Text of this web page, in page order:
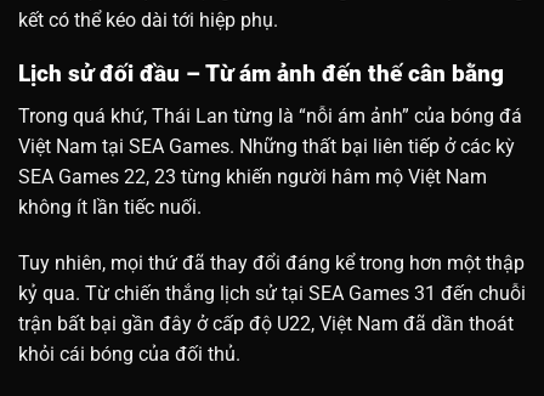
kết có thể kéo dài tới hiệp phụ.
Lịch sử đối đầu – Từ ám ảnh đến thế cân bằng
Trong quá khứ, Thái Lan từng là “nỗi ám ảnh” của bóng đá
Việt Nam tại SEA Games. Những thất bại liên tiếp ở các kỳ
SEA Games 22, 23 từng khiến người hâm mộ Việt Nam
không ít lần tiếc nuối.
Tuy nhiên, mọi thứ đã thay đổi đáng kể trong hơn một thập
kỷ qua. Từ chiến thắng lịch sử tại SEA Games 31 đến chuỗi
trận bất bại gần đây ở cấp độ U22, Việt Nam đã dần thoát
khỏi cái bóng của đối thủ.